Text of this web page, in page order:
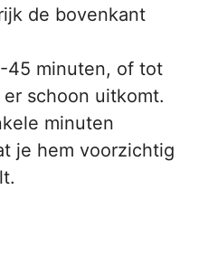
de bovenkant
45 minuten, of tot
schoon uitkomt.
minuten
je hem voorzichtig